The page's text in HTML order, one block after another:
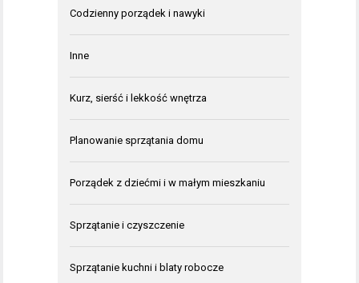
Codzienny porządek i nawyki
Inne
Kurz, sierść i lekkość wnętrza
Planowanie sprzątania domu
Porządek z dziećmi i w małym mieszkaniu
Sprzątanie i czyszczenie
Sprzątanie kuchni i blaty robocze